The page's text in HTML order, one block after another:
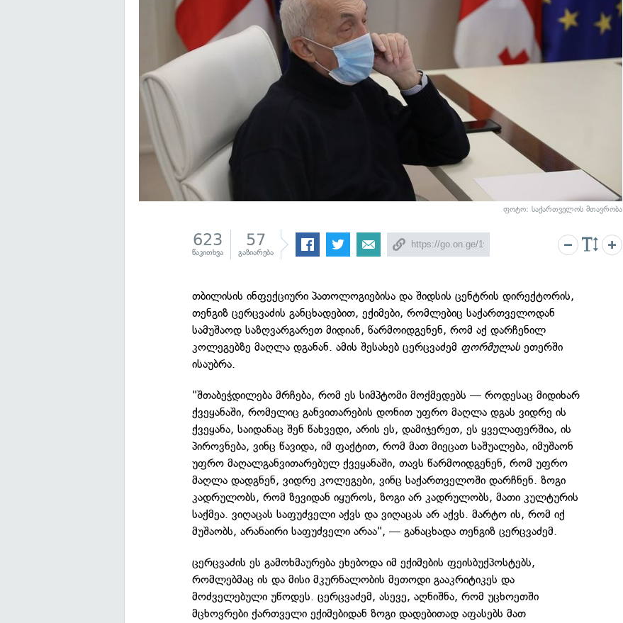
ფოტო: საქართველოს მთავრობა
623
წაკითხვა
57
გაზიარება
თბილისის ინფექციური პათოლოგიებისა და შიდსის ცენტრის დირექტორის,
თენგიზ ცერცვაძის განცხადებით, ექიმები, რომლებიც საქართველოდან
სამუშაოდ საზღვარგარეთ მიდიან, წარმოიდგენენ, რომ აქ დარჩენილ
კოლეგებზე მაღლა დგანან. ამის შესახებ ცერცვაძემ ფორმულასეთერში
ისაუბრა.
"შთაბეჭდილება მრჩება, რომ ეს სიმპტომი მოქმედებს — როდესაც მიდიხარ
ქვეყანაში, რომელიც განვითარების დონით უფრო მაღლა დგას ვიდრე ის
ქვეყანა, საიდანაც შენ წახვედი, არის ეს, დამიჯერეთ, ეს ყველაფერშია, ის
პიროვნება, ვინც წავიდა, იმ ფაქტით, რომ მათ მიეცათ საშუალება, იმუშაონ
უფრო მაღალგანვითარებულ ქვეყანაში, თავს წარმოიდგენენ, რომ უფრო
მაღლა დადგნენ, ვიდრე კოლეგები, ვინც საქართველოში დარჩნენ. ზოგი
კადრულობს, რომ ზევიდან იყუროს, ზოგი არ კადრულობს, მათი კულტურის
საქმეა. ვიღაცას საფუძველი აქვს და ვიღაცას არ აქვს. მარტო ის, რომ იქ
მუშაობს, არანაირი საფუძველი არაა", — განაცხადა თენგიზ ცერცვაძემ.
ცერცვაძის ეს გამოხმაურება ეხებოდა იმ ექიმების ფეისბუქპოსტებს,
რომლებმაც ის და მისი მკურნალობის მეთოდი გააკრიტიკეს და
მოძველებული უწოდეს. ცერცვაძემ, ასევე, აღნიშნა, რომ უცხოეთში
მცხოვრები ქართველი ექიმებიდან ზოგი დადებითად აფასებს მათ